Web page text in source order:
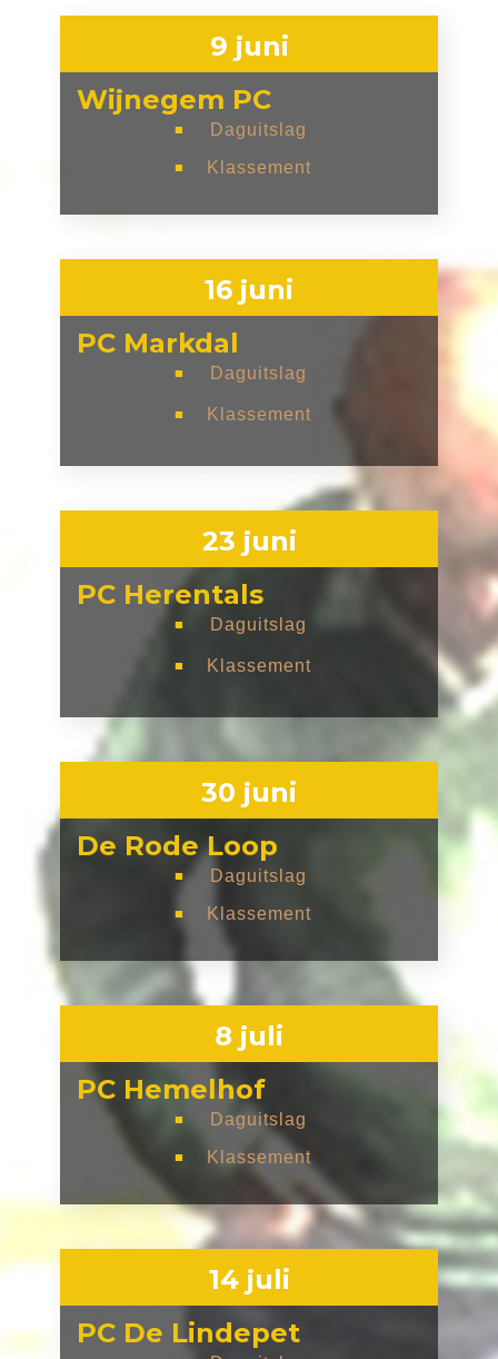
9 juni
Wijnegem PC
■ Daguitslag
■ Klassement
16 juni
PC Markdal
■ Daguitslag
■ Klassement
23 juni
PC Herentals
■ Daguitslag
■ Klassement
30 juni
De Rode Loop
■ Daguitslag
■ Klassement
8 juli
PC Hemelhof
■ Daguitslag
■ Klassement
14 juli
PC De Lindepet